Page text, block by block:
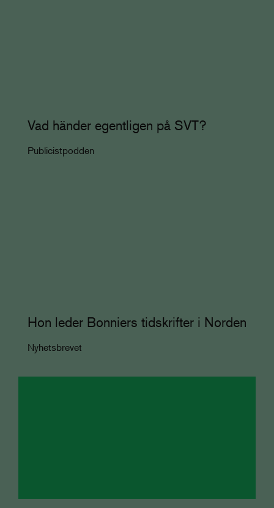
Vad händer egentligen på SVT?
Publicistpodden
Hon leder Bonniers tidskrifter i Norden
Nyhetsbrevet